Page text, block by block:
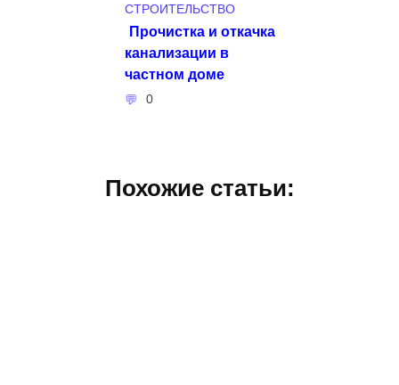
СТРОИТЕЛЬСТВО
Прочистка и откачка
канализации в
частном доме
0
Похожие статьи: